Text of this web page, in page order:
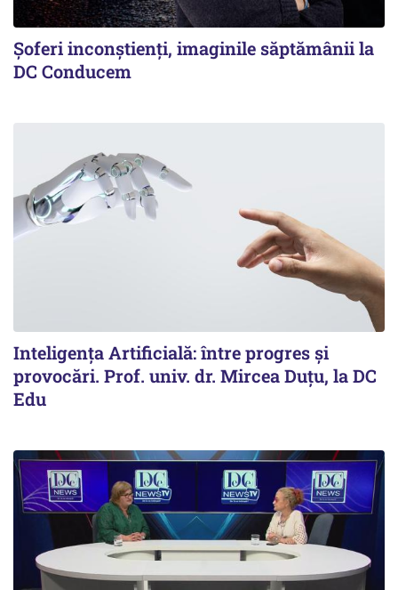
Şoferi inconştienţi, imaginile săptămânii la
DC Conducem
Inteligența Artificială: între progres și
provocări. Prof. univ. dr. Mircea Duțu, la DC
Edu